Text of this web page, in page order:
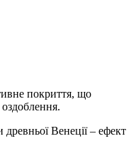
покриття, що
Венеції – ефект